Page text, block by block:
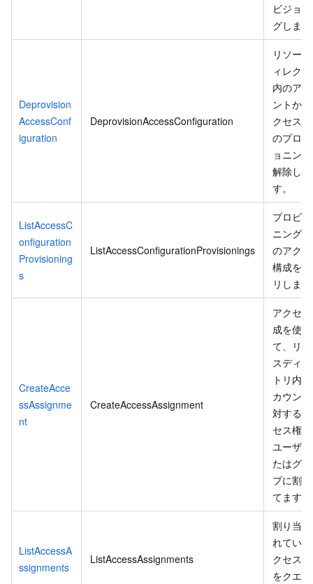
ビジョ
グしま
Deprovision
AccessConf
iguration
DeprovisionAccessConfiguration
リソー
ィレク
内のア
ントか
クセス
のプロ
ョニン
解除しま
す。
ListAccessC
onfiguration
Provisioning
s
ListAccessConfigurationProvisionings
プロビ
ニング
のアク
構成を
リしま
CreateAcce
ssAssignme
nt
CreateAccessAssignment
アクセ
成を使
て、リ
スディ
トリ内
カウン
対する
セス権
ユーザ
たはグ
プに割
てます。
ListAccessA
ssignments
ListAccessAssignments
割り当
れてい
クセス
をクエ